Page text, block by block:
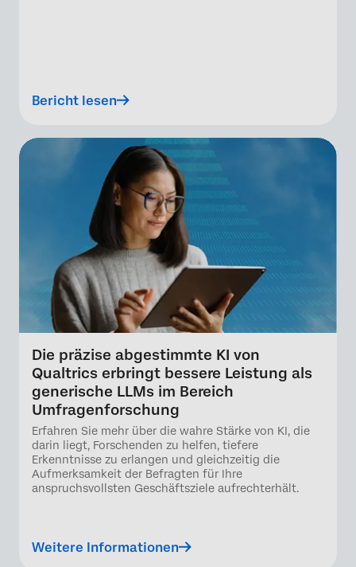
Bericht lesen
Die präzise abgestimmte KI von
Qualtrics erbringt bessere Leistung als
generische LLMs im Bereich
Umfragenforschung
Erfahren Sie mehr über die wahre Stärke von KI, die
darin liegt, Forschenden zu helfen, tiefere
Erkenntnisse zu erlangen und gleichzeitig die
Aufmerksamkeit der Befragten für Ihre
anspruchsvollsten Geschäftsziele aufrechterhält.
Weitere Informationen